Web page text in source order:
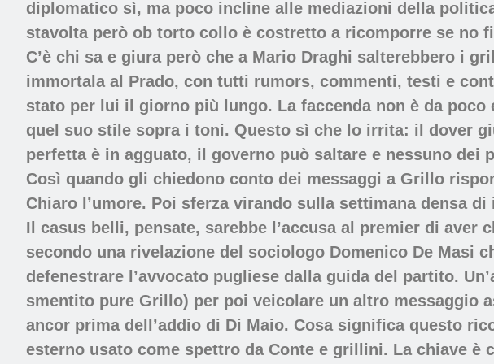
diplomatico sì, ma poco incline alle mediazioni della
stavolta però ob torto collo è costretto a ricomporre se no
C’è chi sa e giura però che a Mario Draghi salterebbero i
immortala al Prado, con tutti rumors, commenti, testi e
stato per lui il giorno più lungo. La faccenda non è da
quel suo stile sopra i toni. Questo sì che lo irrita: il dover
perfetta è in agguato, il governo può saltare e nessuno
Così quando gli chiedono conto dei messaggi a Grillo
Chiaro l’umore. Poi sferza virando sulla settimana densa
Il casus belli, pensate, sarebbe l’accusa al premier di
secondo una rivelazione del sociologo Domenico De Masi
defenestrare l’avvocato pugliese dalla guida del partito.
smentito pure Grillo) per poi veicolare un altro messaggio
ancor prima dell’addio di Di Maio. Cosa significa questo
esterno usato come spettro da Conte e grillini. La chiave